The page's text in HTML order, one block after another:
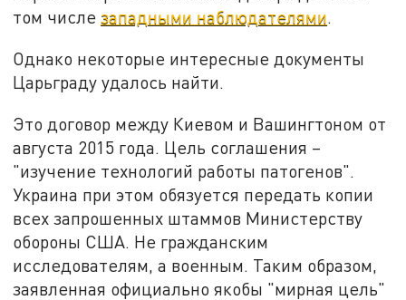
том числезападными наблюдателями.
Однако некоторые интересные документы
Царьграду удалось найти.
Это договор между Киевом и Вашингтоном от
августа 2015 года. Цель соглашения –
"изучение технологий работы патогенов".
Украина при этом обязуется передать копии
всех запрошенных штаммов Министерству
обороны США. Не гражданским
исследователям, а военным. Таким образом,
заявленная официально якобы "мирная цель"